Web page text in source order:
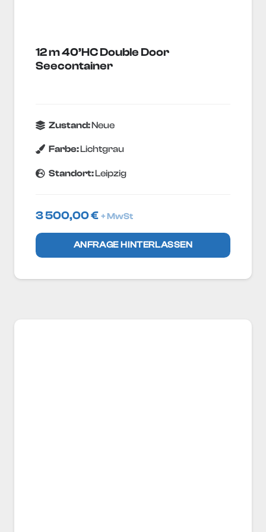
12 m 40’HC Double Door
Seecontainer
Zustand:Neue
Farbe:Lichtgrau
Standort:Leipzig
3 500,00€ + MwSt
ANFRAGE HINTERLASSEN